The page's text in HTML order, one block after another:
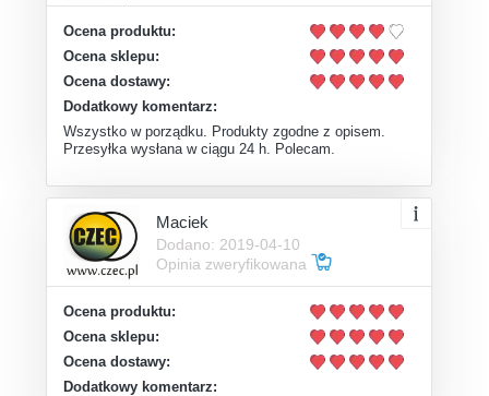
Ocena produktu:
Ocena sklepu:
Ocena dostawy:
Dodatkowy komentarz:
Wszystko w porządku. Produkty zgodne z opisem.
Przesyłka wysłana w ciągu 24 h. Polecam.
Maciek
Dodano: 2019-04-10
Opinia zweryfikowana
Ocena produktu:
Ocena sklepu:
Ocena dostawy:
Dodatkowy komentarz: